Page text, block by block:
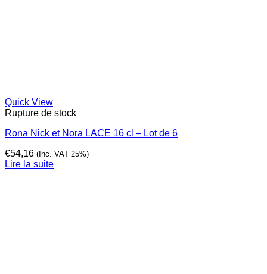
Quick View
Rupture de stock
Rona Nick et Nora LACE 16 cl – Lot de 6
€54,16 (Inc. VAT 25%)
Lire la suite